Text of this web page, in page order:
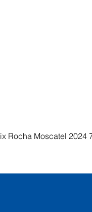
Rocha Moscatel 2024